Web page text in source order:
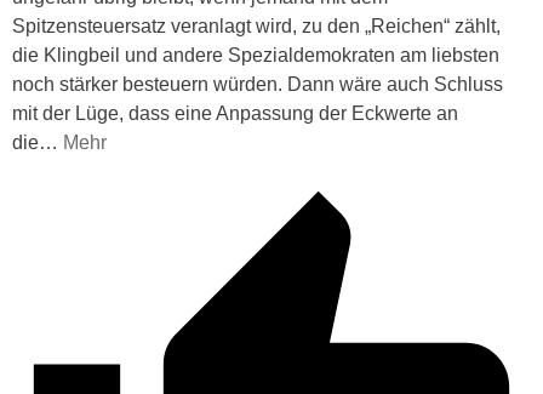
Spitzensteuersatz veranlagt wird, zu den „Reichen“ zählt,
die Klingbeil und andere Spezialdemokraten am liebsten
noch stärker besteuern würden. Dann wäre auch Schluss
mit der Lüge, dass eine Anpassung der Eckwerte an
die… Mehr